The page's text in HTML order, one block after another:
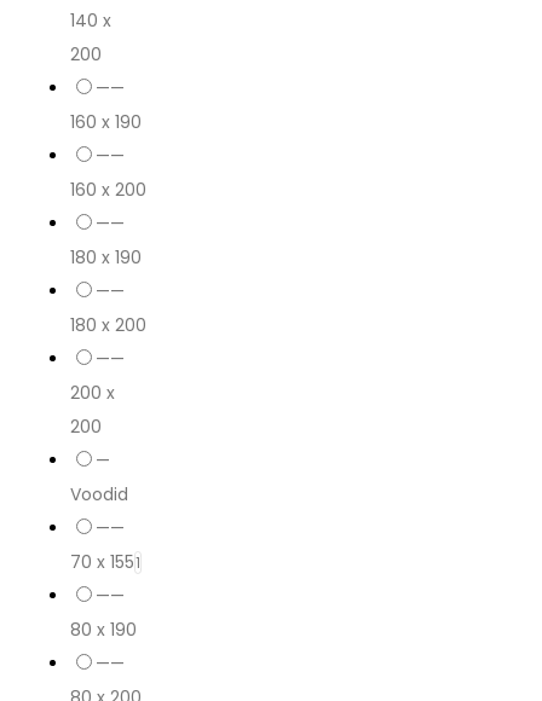
140 x
200
——
160 x 190
——
160 x 200
——
180 x 190
——
180 x 200
——
200 x
200
—
Voodid
——
70 x 1551
——
80 x 190
——